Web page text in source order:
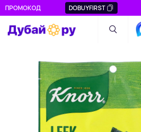
ПРОМОКОД DOBUYFIRST